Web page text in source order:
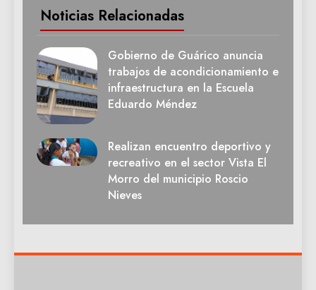
Noticias Relacionadas
Gobierno de Guárico anuncia
trabajos de acondicionamiento e
infraestructura en la Escuela
Eduardo Méndez
Realizan encuentro deportivo y
recreativo en el sector Vista El
Morro del municipio Roscio
Nieves